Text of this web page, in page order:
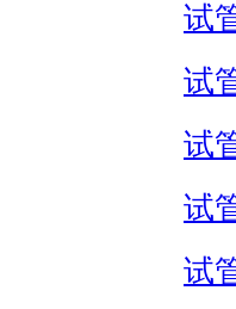
试
试
试
试
试